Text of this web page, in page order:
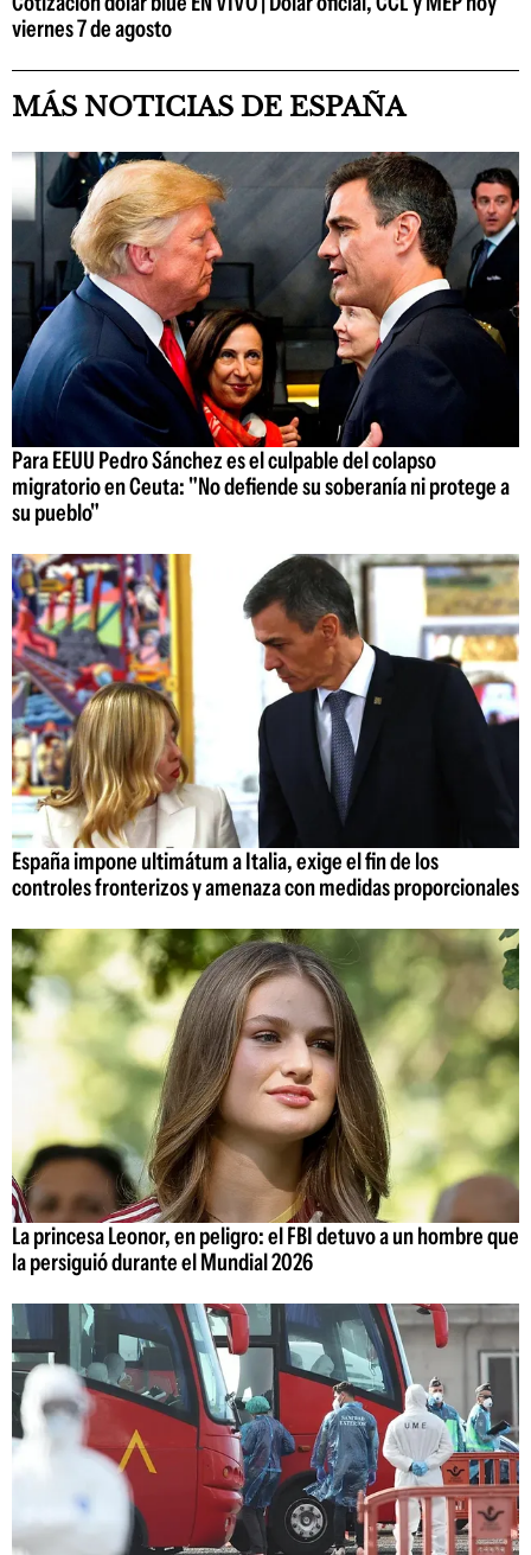
viernes 7 de agosto
MÁS NOTICIAS DE ESPAÑA
Para EEUU Pedro Sánchez es el culpable del colapso
migratorio en Ceuta: "No defiende su soberanía ni protege a
su pueblo"
España impone ultimátum a Italia, exige el fin de los
controles fronterizos y amenaza con medidas proporcionales
La princesa Leonor, en peligro: el FBI detuvo a un hombre que
la persiguió durante el Mundial 2026